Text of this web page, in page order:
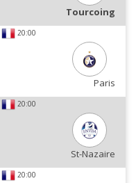
Tourcoing
20:00
Paris
20:00
St-Nazaire
20:00